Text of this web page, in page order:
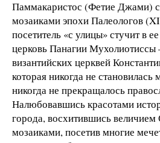
Паммакаристос (Фетие Джами)
мозаиками эпохи Палеологов
посетитель «с улицы» стучит в
церковь Панагии Мухолиотиссы
византийских церквей
которая никогда не
никогда не прекращалось
Налюбовавшись красотами
города, восхитившись
мозаиками, посетив многие